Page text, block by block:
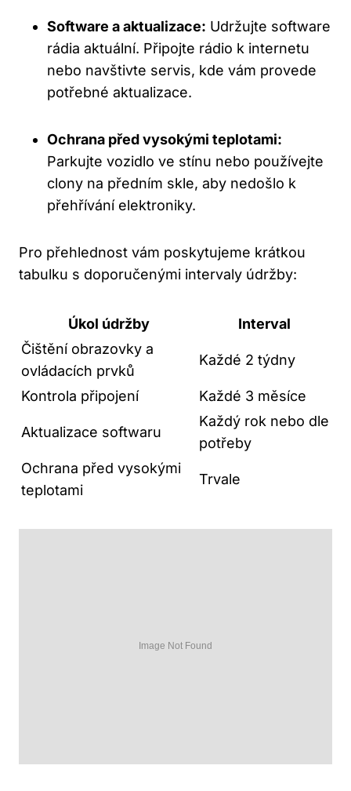
Software a aktualizace: Udržujte software
rádia aktuální. Připojte rádio k internetu
nebo navštivte ​servis, ​kde vám provede
potřebné aktualizace.
Ochrana před vysokými teplotami:
Parkujte vozidlo ve stínu nebo používejte
clony na předním skle, aby⁤ nedošlo k
přehřívání elektroniky.
Pro přehlednost vám poskytujeme ‌krátkou
tabulku s doporučenými⁣ intervaly údržby:
Úkol údržby
Interval
Čištění obrazovky⁤ a
ovládacích prvků
Každé 2 týdny
Kontrola připojení Každé 3 měsíce
Aktualizace softwaru
Každý rok nebo dle
⁤potřeby
Ochrana před vysokými
teplotami
Trvale